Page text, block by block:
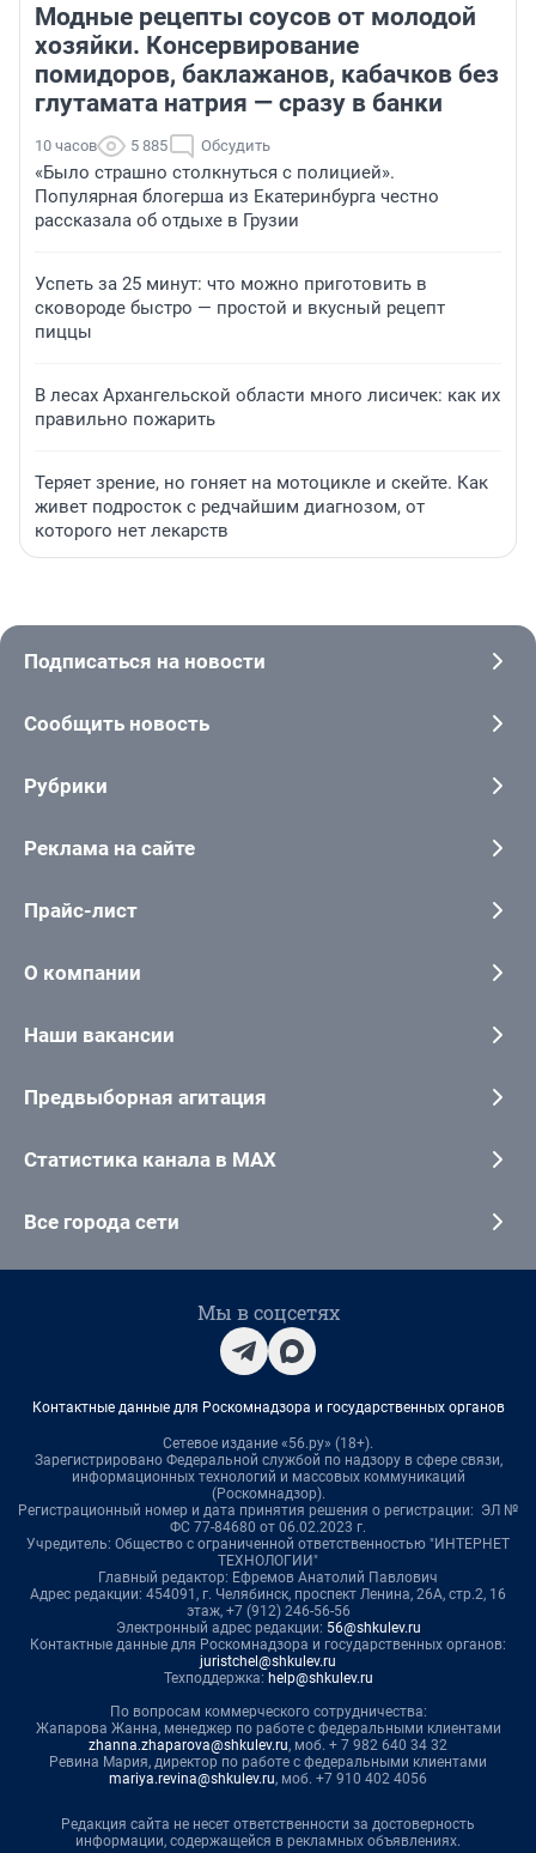
Модные рецепты соусов от молодой
хозяйки. Консервирование
помидоров, баклажанов, кабачков без
глутамата натрия — сразу в банки
10 часов 5 885 Обсудить
«Было страшно столкнуться с полицией».
Популярная блогерша из Екатеринбурга честно
рассказала об отдыхе в Грузии
Успеть за 25 минут: что можно приготовить в
сковороде быстро — простой и вкусный рецепт
пиццы
В лесах Архангельской области много лисичек: как их
правильно пожарить
Теряет зрение, но гоняет на мотоцикле и скейте. Как
живет подросток с редчайшим диагнозом, от
которого нет лекарств
Подписаться на новости
Сообщить новость
Рубрики
Реклама на сайте
Прайс-лист
О компании
Наши вакансии
Предвыборная агитация
Статистика канала в MAX
Все города сети
Мы в соцсетях
Контактные данные для Роскомнадзора и государственных органов
Сетевое издание «56.ру» (18+).
Зарегистрировано Федеральной службой по надзору в сфере связи,
информационных технологий и массовых коммуникаций
(Роскомнадзор).
Регистрационный номер и дата принятия решения о регистрации: ЭЛ №
ФС 77-84680 от 06.02.2023 г.
Учредитель: Общество с ограниченной ответственностью "ИНТЕРНЕТ
ТЕХНОЛОГИИ"
Главный редактор: Ефремов Анатолий Павлович
Адрес редакции: 454091, г. Челябинск, проспект Ленина, 26А, стр.2, 16
этаж, +7 (912) 246-56-56
Электронный адрес редакции: 56@shkulev.ru
Контактные данные для Роскомнадзора и государственных органов:
juristchel@shkulev.ru
Техподдержка: help@shkulev.ru
По вопросам коммерческого сотрудничества:
Жапарова Жанна, менеджер по работе с федеральными клиентами
zhanna.zhaparova@shkulev.ru, моб. + 7 982 640 34 32
Ревина Мария, директор по работе с федеральными клиентами
mariya.revina@shkulev.ru, моб. +7 910 402 4056
Редакция сайта не несет ответственности за достоверность
информации, содержащейся в рекламных объявлениях.